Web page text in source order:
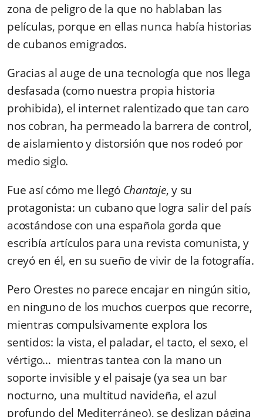
zona de peligro de la que no hablaban las
películas, porque en ellas nunca había historias
de cubanos emigrados.
Gracias al auge de una tecnología que nos llega
desfasada (como nuestra propia historia
prohibida), el internet ralentizado que tan caro
nos cobran, ha permeado la barrera de control,
de aislamiento y distorsión que nos rodeó por
medio siglo.
Fue así cómo me llegó Chantaje, y su
protagonista: un cubano que logra salir del país
acostándose con una española gorda que
escribía artículos para una revista comunista, y
creyó en él, en su sueño de vivir de la fotografía.
Pero Orestes no parece encajar en ningún sitio,
en ninguno de los muchos cuerpos que recorre,
mientras compulsivamente explora los
sentidos: la vista, el paladar, el tacto, el sexo, el
vértigo… mientras tantea con la mano un
soporte invisible y el paisaje (ya sea un bar
nocturno, una multitud navideña, el azul
profundo del Mediterráneo), se deslizan página